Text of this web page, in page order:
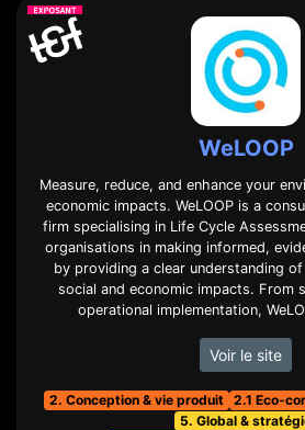
WeLOOP
Measure, reduce, and enhance your
economic impacts. WeLOOP is a
firm specialising in Life Cycle
organisations in making informed,
by providing a clear understanding
social and economic impacts. From
operational implementation,
Voir le site
2. Conception & vie produit
2.1 Eco-
5. Global &